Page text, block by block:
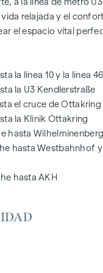
con bancos y mesas
encuentro natural
acogedora zona de
con seguridad y
se hizo
parte de los residentes
paz un activo
de vida excepcional.
valor añadido
VISTAS Y
la simbiosis
histórico. Una
a la línea de metro
vida relajada y el
el espacio vital
la línea 10 y la línea 46
la U3 Kendlerstraße
el cruce de Ottakring
la Klinik Ottakring
hasta Wilhelminenberg
hasta Westbahnhof
hasta AKH